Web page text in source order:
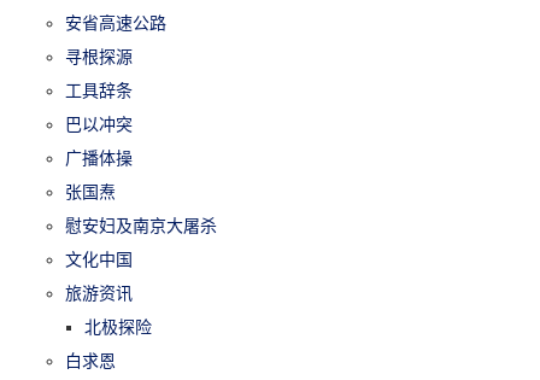
安省高速公路
寻根探源
工具辞条
巴以冲突
广播体操
张国焘
慰安妇及南京大屠杀
文化中国
旅游资讯
北极探险
白求恩